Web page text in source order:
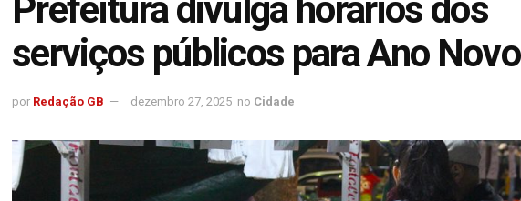
Prefeitura divulga horários dos
serviços públicos para Ano Novo
por Redação GB dezembro 27, 2025 no Cidade